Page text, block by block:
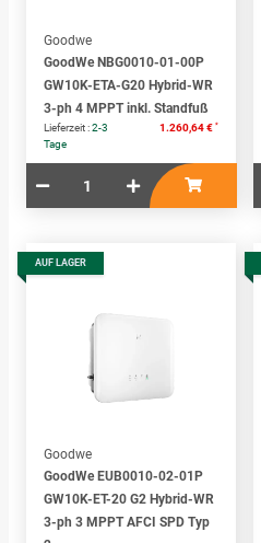
Goodwe
GoodWe NBG0010-01-00P
GW10K-ETA-G20 Hybrid-WR
3-ph 4 MPPT inkl. Standfuß
Lieferzeit :2-3
Tage
1.260,64 € *
AUF LAGER
Goodwe
GoodWe EUB0010-02-01P
GW10K-ET-20 G2 Hybrid-WR
3-ph 3 MPPT AFCI SPD Typ